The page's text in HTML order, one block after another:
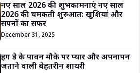
नए साल 2026 की शुभकामनाएं नए साल
2026 की चमकती शुरुआत: खुशियां और
सपनों का सफर
December 31, 2025
हग डे के पावन मौके पर प्यार और अपनापन
जताने वाली बेहतरीन शायरी